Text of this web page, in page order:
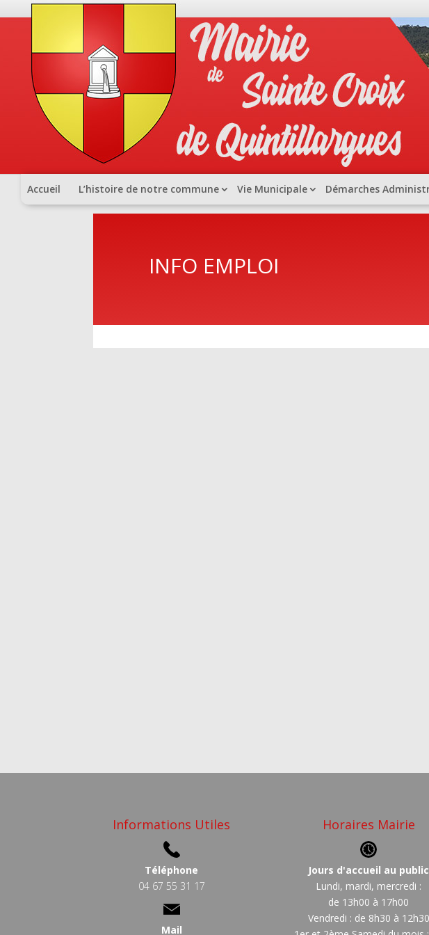
Accueil L’histoire de notre commune Vie Municipale Démarches
INFO EMPLOI
Informations Utiles
Téléphone
04 67 55 31 17
Mail
Horaires Mairie
Jours d'accueil au public
Lundi, mardi, mercredi :
de 13h00 à 17h00
Vendredi : de 8h30 à 12h30